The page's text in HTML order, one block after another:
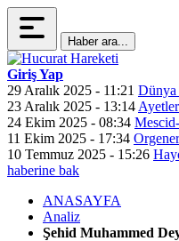
Haber ara...
Giriş Yap
29 Aralık 2025 - 11:21 Dünya
23 Aralık 2025 - 13:14
24 Ekim 2025 - 08:34
11 Ekim 2025 - 17:34
10 Temmuz 2025 - 15:26
haberine bak
ANASAYFA
Analiz
Şehid Muhammed